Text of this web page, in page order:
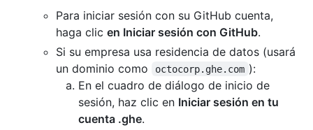
Para iniciar sesión con su GitHub cuenta,
haga clic en Iniciar sesión con GitHub.
Si su empresa usa residencia de datos (usará
un dominio como
octocorp.ghe.com ):
En el cuadro de diálogo de inicio de
sesión, haz clic en Iniciar sesión en tu
cuenta .ghe.